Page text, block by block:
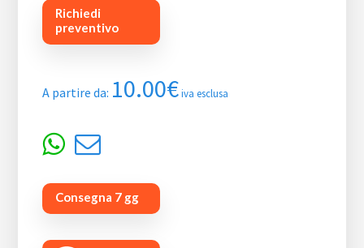
Richiedi
preventivo
A partire da: 10.00€ iva esclusa
Consegna 7 gg